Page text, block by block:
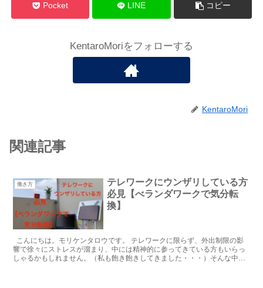
Pocket LINE コピー
KentaroMoriをフォローする
KentaroMori
関連記事
働き方
テレワークにウンザリしている方
必見【べランダワークで気分転
換】
響で徐々にストレスが溜まり、中には精神的に参ってきている方もいらっ
しゃるかもしれません。（私も飽き飽きしてきました・・・）そんな中何